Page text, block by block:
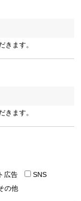
きます。
きます。
広告
SNS
の他